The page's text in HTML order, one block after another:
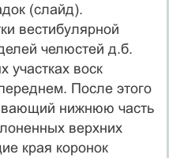
(слайд).
вестибулярной
челюстей д.б.
участках воск
После этого
нижнюю часть
верхних
края коронок